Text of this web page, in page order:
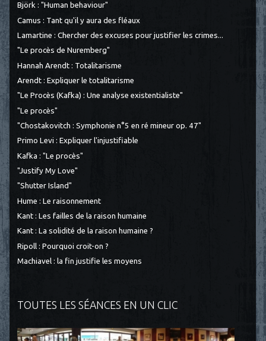
Björk : "Human behaviour"
Camus : Tant qu'il y aura des fléaux
Lamartine : Chercher des excuses pour justifier les crimes...
"Le procès de Nuremberg"
Hannah Arendt : Totalitarisme
Arendt : Expliquer le totalitarisme
"Le Procès (Kafka) : Une analyse existentialiste"
"Le procès"
"Chostakovitch : Symphonie n°5 en ré mineur op. 47"
Primo Levi : Expliquer l'injustifiable
Kafka : "Le procès"
"Justify My Love"
"Shutter Island"
Hume : Le raisonnement
Kant : Les failles de la raison humaine
Kant : La solidité de la raison humaine ?
Ripoll : Pourquoi croit-on ?
Machiavel : la fin justifie les moyens
TOUTES LES SÉANCES EN UN CLIC